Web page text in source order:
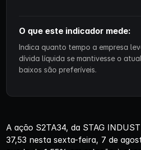
O que este indicador mede:
Indica quanto tempo a empresa
dívida líquida se mantivesse o
baixos são preferíveis.
A ação S2TA34, da STAG
37,53 nesta sexta-feira, 7 de